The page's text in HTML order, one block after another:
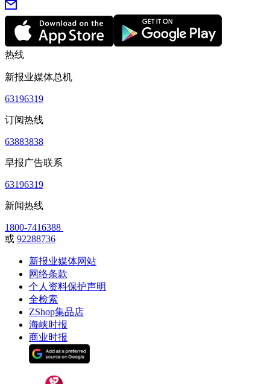
热线
新报业媒体总机
63196319
订阅热线
63883838
早报广告联系
63196319
新闻热线
1800-7416388
或 92288736
新报业媒体网站
网络条款
个人资料保护声明
全检索
ZShop集品店
海峡时报
商业时报